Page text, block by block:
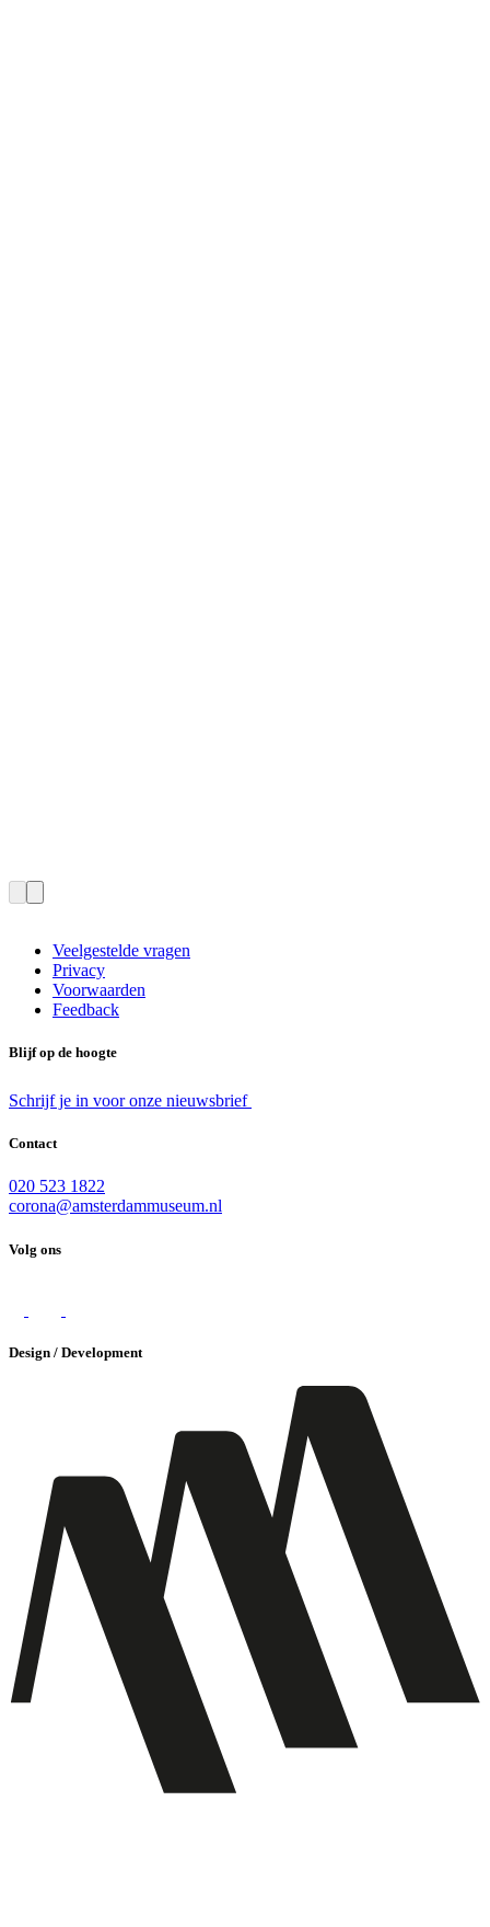
Veelgestelde vragen
Privacy
Voorwaarden
Feedback
Blijf op de hoogte
Schrijf je in voor onze nieuwsbrief
Contact
020 523 1822
corona@amsterdammuseum.nl
Volg ons
Design / Development